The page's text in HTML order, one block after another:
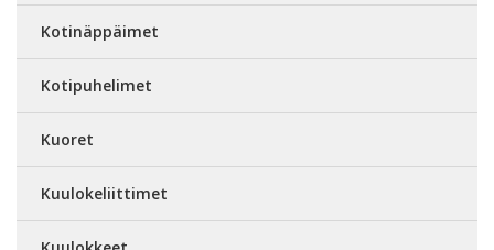
Kotinäppäimet
Kotipuhelimet
Kuoret
Kuulokeliittimet